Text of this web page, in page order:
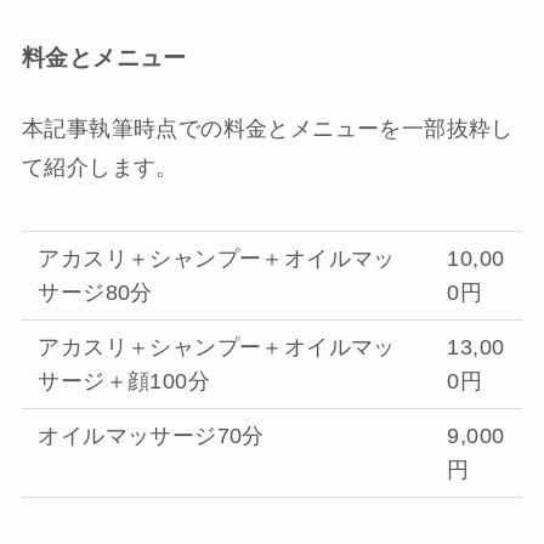
料金とメニュー
本記事執筆時点での料金とメニューを一部抜粋し
て紹介します。
アカスリ＋シャンプー＋オイルマッ
サージ80分
10,00
0円
アカスリ＋シャンプー＋オイルマッ
サージ＋顔100分
13,00
0円
オイルマッサージ70分
9,000
円